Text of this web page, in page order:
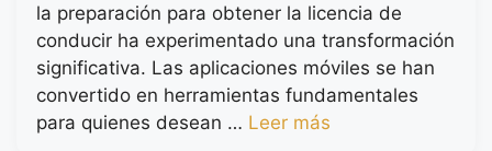
la preparación para obtener la licencia de
conducir ha experimentado una transformación
significativa. Las aplicaciones móviles se han
convertido en herramientas fundamentales
para quienes desean … Leer más